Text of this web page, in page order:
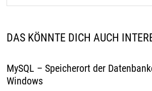
DAS KÖNNTE DICH AUCH
MySQL – Speicherort der
Windows